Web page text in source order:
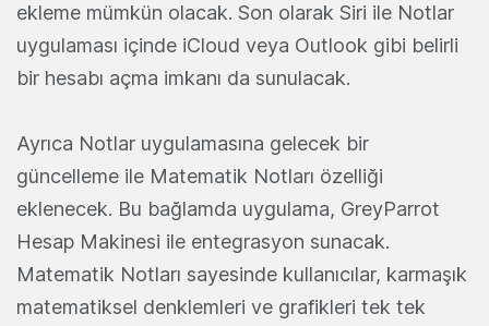
ekleme mümkün olacak. Son olarak Siri ile Notlar
uygulaması içinde iCloud veya Outlook gibi belirli
bir hesabı açma imkanı da sunulacak.
Ayrıca Notlar uygulamasına gelecek bir
güncelleme ile Matematik Notları özelliği
eklenecek. Bu bağlamda uygulama, GreyParrot
Hesap Makinesi ile entegrasyon sunacak.
Matematik Notları sayesinde kullanıcılar, karmaşık
matematiksel denklemleri ve grafikleri tek tek